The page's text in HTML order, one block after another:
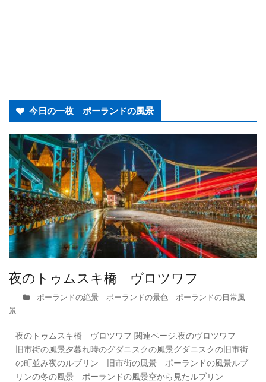
今日の一枚 ポーランドの風景
夜のトゥムスキ橋 ヴロツワフ
ポーランドの絶景 ポーランドの景色 ポーランドの日常風
景
夜のトゥムスキ橋 ヴロツワフ 関連ページ:夜のヴロツワフ
旧市街の風景夕暮れ時のグダニスクの風景グダニスクの旧市街
の町並み夜のルブリン 旧市街の風景 ポーランドの風景ルブ
リンの冬の風景 ポーランドの風景空から見たルブリン